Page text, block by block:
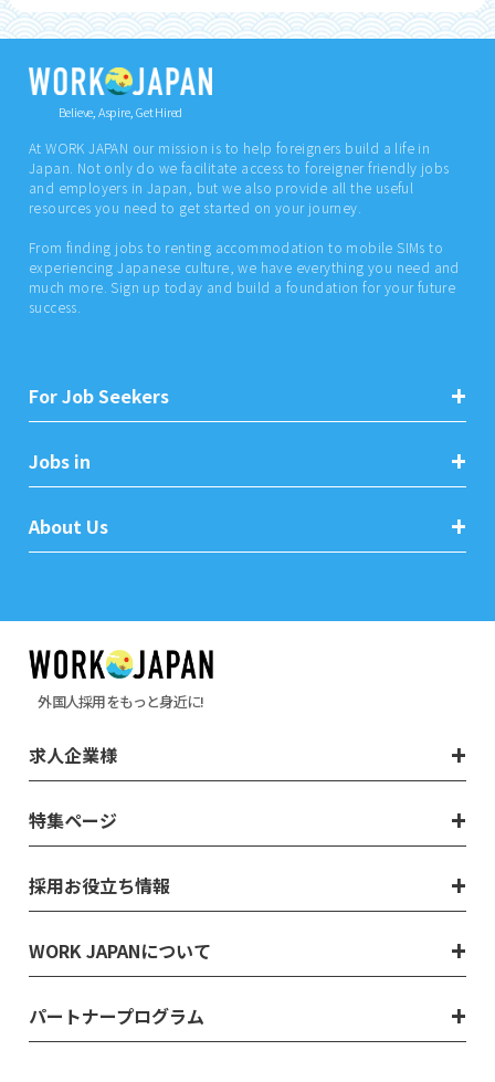
Believe, Aspire, Get Hired
At WORK JAPAN our mission is to help foreigners build a life in
Japan. Not only do we facilitate access to foreigner friendly jobs
and employers in Japan, but we also provide all the useful
resources you need to get started on your journey.
From finding jobs to renting accommodation to mobile SIMs to
experiencing Japanese culture, we have everything you need and
much more. Sign up today and build a foundation for your future
success.
For Job Seekers
Jobs in
About Us
外国人採用をもっと身近に!
求人企業様
特集ページ
採用お役立ち情報
WORK JAPANについて
パートナープログラム